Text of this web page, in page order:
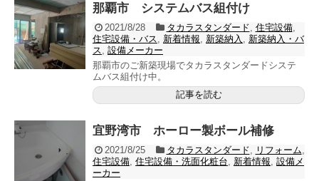
那覇市 システムバス組付け
2021/8/28 タカラスタンダード 住宅設備,
住宅設備・バス
新着情報 新築納入
新築納入・バ
ス
設備メーカー
那覇市のご新築現場でタカラスタンダードシステ
ムバス組付け中。
記事を読む
宜野湾市 ホーロー製ボール補修
2021/8/25 タカラスタンダード リフォーム
住宅設備 住宅設備・洗面化粧台 新着情報 設備メ
ーカー